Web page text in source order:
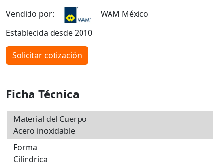
Vendido por:
WAM México
Establecida desde 2010
Solicitar cotización
Ficha Técnica
Material del Cuerpo
Acero inoxidable
Forma
Cilíndrica